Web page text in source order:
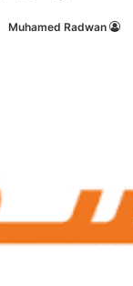
Muhamed Radwan